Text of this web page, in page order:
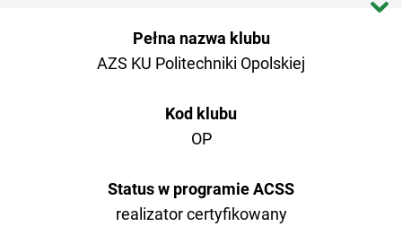
PPZ_HY - plan po zmianach
AZS AWF Katowice
AZS UWM Olsztyn
AZS OŚ Szczecin
Koordynator ACSS
Pełna nazwa klubu
AZS KU Politechniki Opolskiej
Kod klubu
OP
Status w programie ACSS
realizator certyfikowany